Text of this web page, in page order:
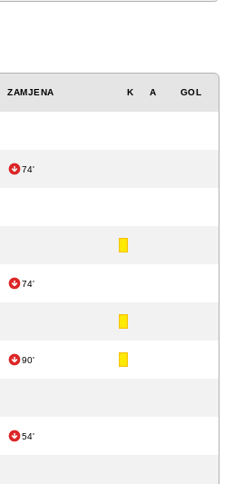
ZAMJENA K A GOL
74'
74'
90'
54'